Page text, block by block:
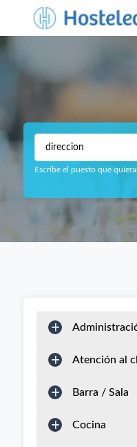
Escribe el puesto que
Atención al
Barra / Sala
Cocina